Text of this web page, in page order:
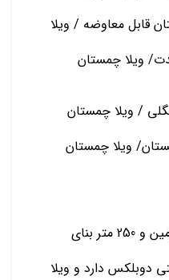
قابل معاوضه / ویلا
ویلا چمستان
/ ویلا چمستان
ویلا چمستان
ویلا چمستان دارای 450 متر زمین و 250 متر بنای
دوبلکس دارد و ویلا